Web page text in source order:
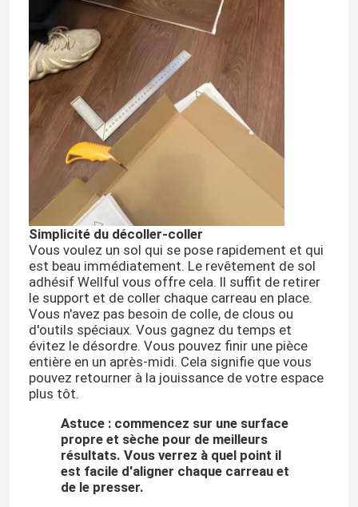
Aperçu
Produits
A propos de nous
Visite d'usine
Simplicité du décoller-coller
Vous voulez un sol qui se pose rapidement et qui
est beau immédiatement. Le revêtement de sol
adhésif Wellful vous offre cela. Il suffit de retirer
le support et de coller chaque carreau en place.
Vous n'avez pas besoin de colle, de clous ou
d'outils spéciaux. Vous gagnez du temps et
évitez le désordre. Vous pouvez finir une pièce
entière en un après-midi. Cela signifie que vous
pouvez retourner à la jouissance de votre espace
plus tôt.
Astuce : commencez sur une surface
propre et sèche pour de meilleurs
résultats. Vous verrez à quel point il
est facile d'aligner chaque carreau et
de le presser.